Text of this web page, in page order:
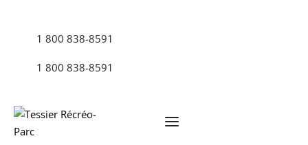
1 800 838-8591
1 800 838-8591